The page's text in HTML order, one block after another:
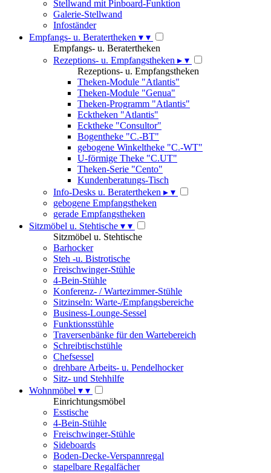
Stellwand mit Pinboard-Funktion
Galerie-Stellwand
Infoständer
Empfangs- u. Beratertheken ▾ ▾
Empfangs- u. Beratertheken
Rezeptions- u. Empfangstheken ▸ ▾
Rezeptions- u. Empfangstheken
Theken-Module "Atlantis"
Theken-Module "Genua"
Theken-Programm "Atlantis"
Ecktheken "Atlantis"
Ecktheke "Consultor"
Bogentheke "C.-BT"
gebogene Winkeltheke "C.-WT"
U-förmige Theke "C.UT"
Theken-Serie "Cento"
Kundenberatungs-Tisch
Info-Desks u. Beratertheken ▸ ▾
gebogene Empfangstheken
gerade Empfangstheken
Sitzmöbel u. Stehtische ▾ ▾
Sitzmöbel u. Stehtische
Barhocker
Steh -u. Bistrotische
Freischwinger-Stühle
4-Bein-Stühle
Konferenz- / Wartezimmer-Stühle
Sitzinseln: Warte-/Empfangsbereiche
Business-Lounge-Sessel
Funktionsstühle
Traversenbänke für den Wartebereich
Schreibtischstühle
Chefsessel
drehbare Arbeits- u. Pendelhocker
Sitz- und Stehhilfe
Wohnmöbel ▾ ▾
Einrichtungsmöbel
Esstische
4-Bein-Stühle
Freischwinger-Stühle
Sideboards
Boden-Decke-Verspannregal
stapelbare Regalfächer